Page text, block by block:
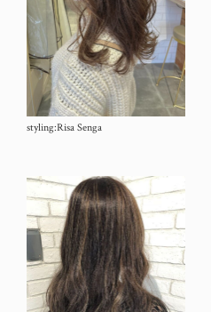
styling:Risa Senga